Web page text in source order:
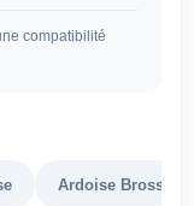
compatibilité
Ardoise Brossée